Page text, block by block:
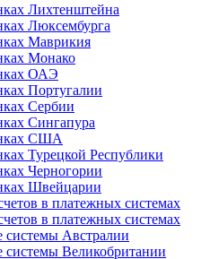
Лихтенштейна
Люксембурга
Маврикия
Монако
ОАЭ
Португалии
Сербии
Сингапура
США
Турецкой Республики
Черногории
Швейцарии
в платежных системах
в платежных системах
Австралии
Великобритании